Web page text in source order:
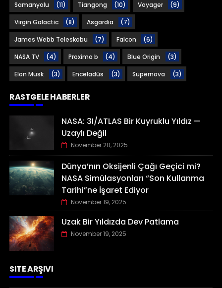
Samanyolu (11) Tiangong (10) Voyager (9)
Virgin Galactic (8) Asgardia (7)
James Webb Teleskobu (7) Falcon (6)
NASA TV (4) Proxima b (4) Blue Origin (3)
Elon Musk (3) Enceladüs (3) Süpernova (3)
RASTGELE HABERLER
NASA: 3I/ATLAS Bir Kuyruklu Yıldız —
Uzaylı Değil
November 20, 2025
Dünya’nın Oksijenli Çağı Geçici mi?
NASA Simülasyonları “Son Kullanma
Tarihi”ne İşaret Ediyor
November 19, 2025
Uzak Bir Yıldızda Dev Patlama
November 19, 2025
SITE ARŞIVI